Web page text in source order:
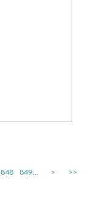
848 849... > >>